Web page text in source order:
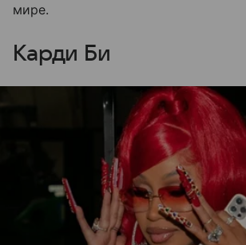
мире.
Карди Би